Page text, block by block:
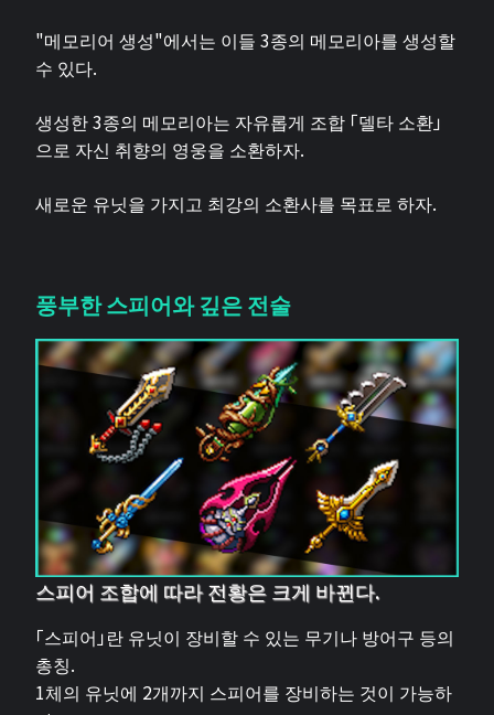
"메모리어 생성"에서는 이들 3종의 메모리아를 생성할
수 있다.
생성한 3종의 메모리아는 자유롭게 조합 「델타 소환」
으로 자신 취향의 영웅을 소환하자.
새로운 유닛을 가지고 최강의 소환사를 목표로 하자.
풍부한 스피어와 깊은 전술
스피어 조합에 따라 전황은 크게 바뀐다.
「스피어」란 유닛이 장비할 수 있는 무기나 방어구 등의
총칭.
1체의 유닛에 2개까지 스피어를 장비하는 것이 가능하